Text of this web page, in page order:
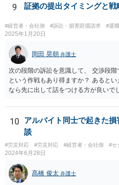
場合でも，会社にとって「不利な時
得ない事由」がない限り，会社の損
ます。 健康上の理由は「やむを得ない
って異なります。 子会社の代表取締役
ば，少なくとも法律上は，親会社（子
必要ありません。 なお，子会社の代表
をしてもらわなければなりません。 親
ことは理論上可能ですが，あなたに対
自身が会社に対して追う責任（例えば
ます。子会社の負債をあなたに負わせ
いてくれないと，辞任の登記をするた
する必要が生じます。
9 証拠の提出タイミングと
#経営者・会社側 #訴訟・損害賠償請求 #退
2025年1月20日
岡田 晃朝 弁護士
次の段階の訴訟を意識して、 交渉段
という作戦もあり得ますか？ あると
なら先に出して話をつける方が良いで
す。 それと認定はある事実と証拠の
うほどに駆け引き的な要素はありませ
10
アルバイト同士で起きた
談
#労災対応 #労災対応 #経営者・会社側 #セ
2024年6月28日
髙橋 俊太 弁護士